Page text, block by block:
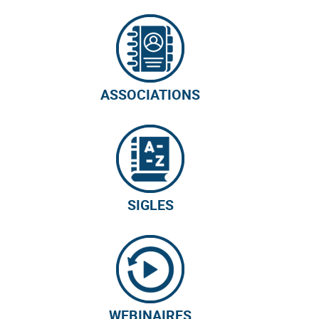
ASSOCIATIONS
SIGLES
WEBINAIRES